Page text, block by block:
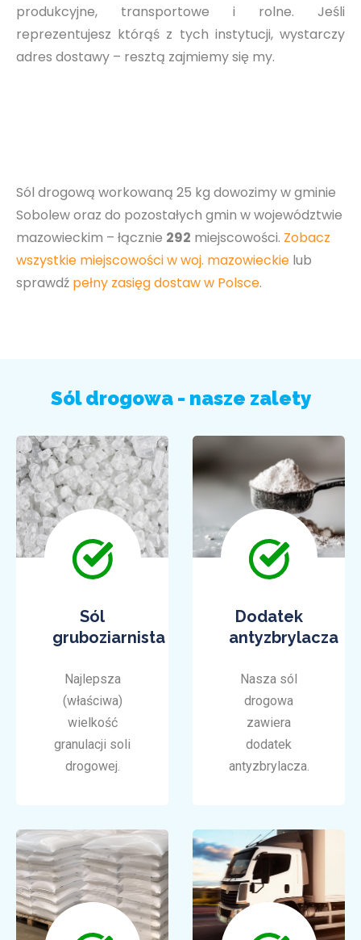
produkcyjne, transportowe i rolne. Jeśli
reprezentujesz którąś z tych instytucji, wystarczy
adres dostawy – resztą zajmiemy się my.
Sól drogową workowaną 25 kg dowozimy w gminie
Sobolew oraz do pozostałych gmin w województwie
mazowieckim – łącznie 292 miejscowości. Zobacz
wszystkie miejscowości w woj. mazowieckie lub
sprawdź pełny zasięg dostaw w Polsce.
Sól drogowa - nasze zalety
Sól
gruboziarnista
Najlepsza
(właściwa)
wielkość
granulacji soli
drogowej.
Dodatek
antyzbrylacza
Nasza sól
drogowa
zawiera
dodatek
antyzbrylacza.